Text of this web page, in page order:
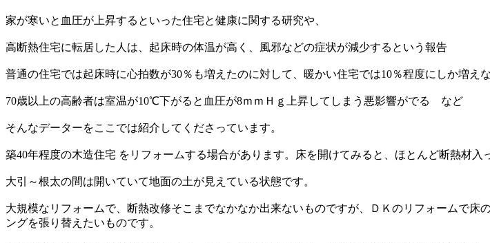
家が寒いと血圧が上昇するといった住宅と健康に関する研究や、
高断熱住宅に転居した人は、起床時の体温が高く、風邪などの症状が減少するという報告
普通の住宅では起床時に心拍数が30％も増えたのに対して、暖かい住宅では10％程度にしか増え
70歳以上の高齢者は室温が10℃下がると血圧が8ｍｍＨｇ上昇してしまう悪影響がでる など
そんなデーターをここでは紹介してくださっています。
築40年程度の木造住宅 をリフォームする場合があります。床を開けてみると、ほとんど断熱材入
大引～根太の間は開いていて地面の土が見えている状態です。
大規模なリフォームで、断熱改修そこまでなかなか出来ないものですが、ＤＫのリフォームで
ングを張り替えたいものです。